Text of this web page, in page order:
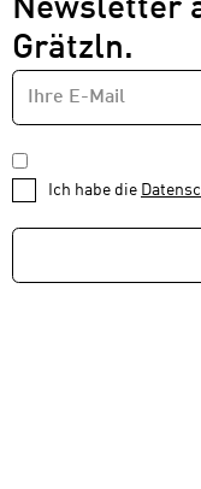
Newsletter
Grätzln.
Newsletter
1
von
1
E-
MAIL-
ADRESSE
*
Ich habe die